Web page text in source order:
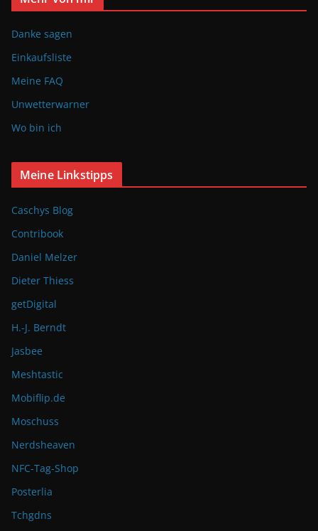
Danke sagen
Einkaufsliste
Meine FAQ
Unwetterwarner
Wo bin ich
Meine Linkstipps
Caschys Blog
Contribook
Daniel Melzer
Dieter Thiess
getDigital
H.-J. Berndt
Jasbee
Meshtastic
Mobiflip.de
Moschuss
Nerdsheaven
NFC-Tag-Shop
Posterlia
Tchgdns